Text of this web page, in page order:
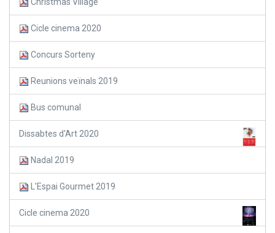
Cicle cinema 2020
Concurs Sorteny
Reunions veïnals 2019
Bus comunal
Dissabtes d'Art 2020
Nadal 2019
L'Espai Gourmet 2019
Cicle cinema 2020